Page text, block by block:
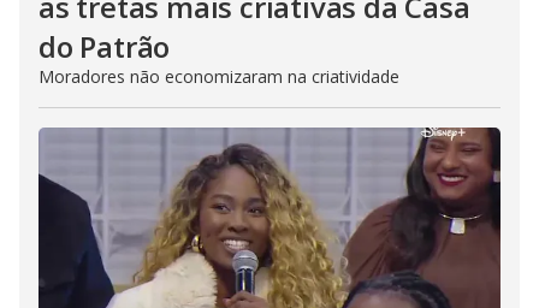
do Patrão
Moradores não economizaram na criatividade